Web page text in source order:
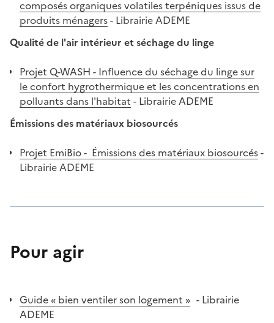
composés organiques volatiles terpéniques issus de
produits ménagers- Librairie ADEME
Qualité de l'air intérieur et séchage du linge
Projet Q-WASH - Influence du séchage du linge sur
le confort hygrothermique et les concentrations en
polluants dans l'habitat - Librairie ADEME
Émissions des matériaux biosourcés
Projet EmiBio - Émissions des matériaux biosourcés-
Librairie ADEME
Pour agir
Guide « bien ventiler son logement » - Librairie
ADEME